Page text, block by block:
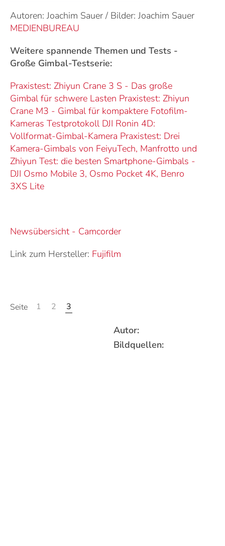
Autoren: Joachim Sauer / Bilder: Joachim Sauer
MEDIENBUREAU
Weitere spannende Themen und Tests -
Große Gimbal-Testserie:
Praxistest: Zhiyun Crane 3 S - Das große
Gimbal für schwere Lasten Praxistest: Zhiyun
Crane M3 - Gimbal für kompaktere Fotofilm-
Kameras Testprotokoll DJI Ronin 4D:
Vollformat-Gimbal-Kamera Praxistest: Drei
Kamera-Gimbals von FeiyuTech, Manfrotto und
Zhiyun Test: die besten Smartphone-Gimbals -
DJI Osmo Mobile 3, Osmo Pocket 4K, Benro
3XS Lite
Newsübersicht - Camcorder
Link zum Hersteller: Fujifilm
Seite 1 2 3
Autor:
Bildquellen: